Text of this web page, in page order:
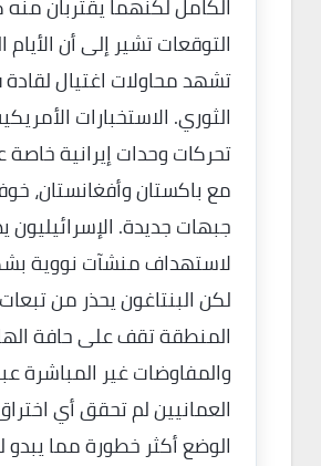
التوقعات تشير إلى أن
تشهد محاولات اغتيال
الثوري. الاستخبارات
تحركات وحدات إيرانية خاصة
مع باكستان وأفغانستان،
جبهات جديدة.
لاستهداف منشآت نووية
لكن البنتاغون يحذر من
المنطقة تقف على حافة
والمفاوضات غير المباشرة
العمانيين لم تحقق أي
الوضع أكثر خطورة مما يبدو